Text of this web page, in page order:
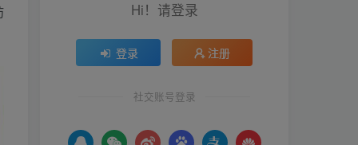
Hi！请登录
登录 注册
社交账号登录